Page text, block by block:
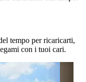
tempo per ricaricarti,
con i tuoi cari.